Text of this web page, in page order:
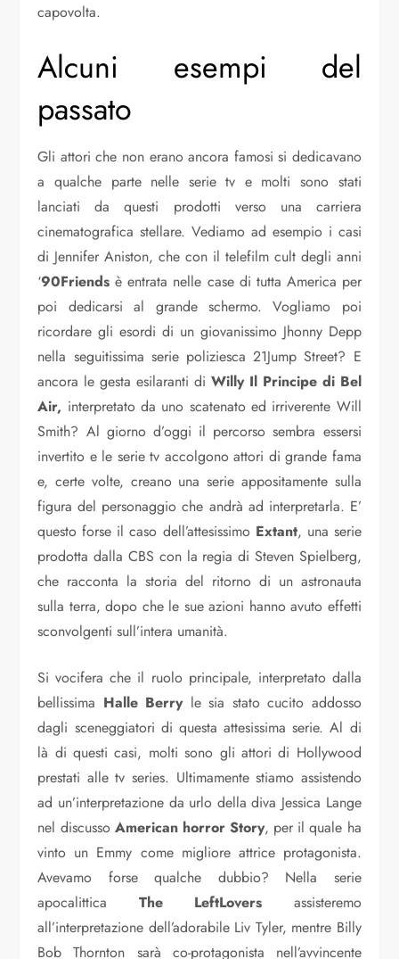
capovolta.
Alcuni esempi del
passato
Gli attori che non erano ancora famosi si dedicavano
a qualche parte nelle serie tv e molti sono stati
lanciati da questi prodotti verso una carriera
cinematografica stellare. Vediamo ad esempio i casi
di Jennifer Aniston, che con il telefilm cult degli anni
‘90Friends è entrata nelle case di tutta America per
poi dedicarsi al grande schermo. Vogliamo poi
ricordare gli esordi di un giovanissimo Jhonny Depp
nella seguitissima serie poliziesca 21Jump Street? E
ancora le gesta esilaranti di Willy Il Principe di Bel
Air, interpretato da uno scatenato ed irriverente Will
Smith? Al giorno d’oggi il percorso sembra essersi
invertito e le serie tv accolgono attori di grande fama
e, certe volte, creano una serie appositamente sulla
figura del personaggio che andrà ad interpretarla. E’
questo forse il caso dell’attesissimo Extant, una serie
prodotta dalla CBS con la regia di Steven Spielberg,
che racconta la storia del ritorno di un astronauta
sulla terra, dopo che le sue azioni hanno avuto effetti
sconvolgenti sull’intera umanità.
Si vocifera che il ruolo principale, interpretato dalla
bellissima Halle Berryle sia stato cucito addosso
dagli sceneggiatori di questa attesissima serie. Al di
là di questi casi, molti sono gli attori di Hollywood
prestati alle tv series. Ultimamente stiamo assistendo
ad un’interpretazione da urlo della diva Jessica Lange
nel discusso American horror Story, per il quale ha
vinto un Emmy come migliore attrice protagonista.
Avevamo forse qualche dubbio? Nella serie
apocalittica The LeftLovers assisteremo
all’interpretazione dell’adorabile Liv Tyler, mentre Billy
Bob Thornton sarà co-protagonista nell’avvincente